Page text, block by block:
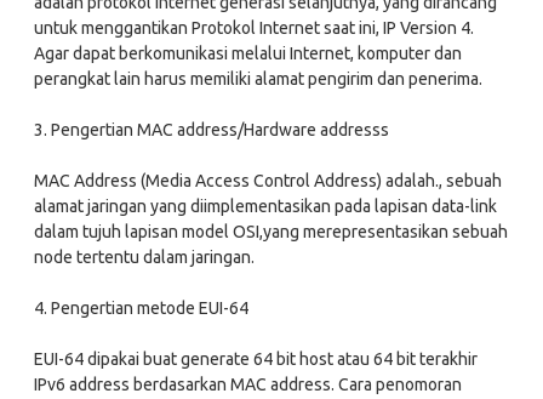
untuk menggantikan Protokol Internet saat ini, IP Version 4.
Agar dapat berkomunikasi melalui Internet, komputer dan
perangkat lain harus memiliki alamat pengirim dan penerima.
3. Pengertian MAC address/Hardware addresss
MAC Address (Media Access Control Address) adalah., sebuah
alamat jaringan yang diimplementasikan pada lapisan data-link
dalam tujuh lapisan model OSI,yang merepresentasikan sebuah
node tertentu dalam jaringan.
4. Pengertian metode EUI-64
EUI-64 dipakai buat generate 64 bit host atau 64 bit terakhir
IPv6 address berdasarkan MAC address. Cara penomoran